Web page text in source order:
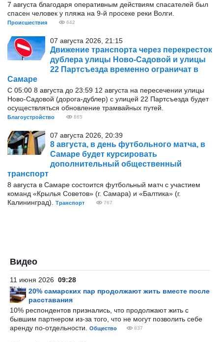
7 августа благодаря оперативным действиям спасателей был
спасен человек у пляжа на 9-й просеке реки Волги.
Происшествия 642
07 августа 2026, 21:15
Движение транспорта через перекресток
дублера улицы Ново-Садовой и улицы
22 Партсъезда временно ограничат в
Самаре
С 05:00 8 августа до 23:59 12 августа на пересечении улицы
Ново-Садовой (дорога-дублер) с улицей 22 Партсъезда будет
осуществляться обновление трамвайных путей.
Благоустройство 865
07 августа 2026, 20:39
8 августа, в день футбольного матча, в
Самаре будет курсировать
дополнительный общественный
транспорт
8 августа в Самаре состоится футбольный матч с участием
команд «Крылья Советов» (г. Самара) и «Балтика» (г.
Калининград).
Транспорт 767
Видео
11 июня 2026 09:28
20% самарских пар продолжают жить вместе после
расставания
10% респондентов признались, что продолжают жить с
бывшим партнером из-за того, что не могут позволить себе
аренду по-отдельности.
Общество 837